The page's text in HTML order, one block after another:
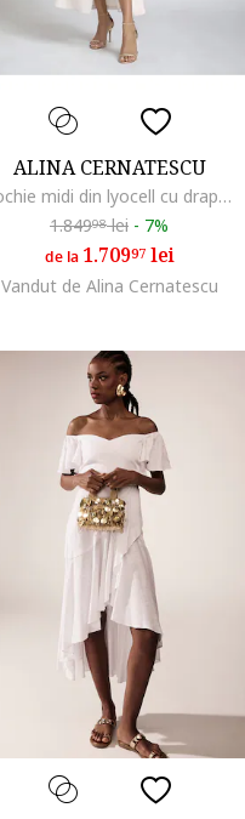
ALINA CERNATESCU
Rochie midi din lyocell cu drapaje Whisper, Alb
1.84998lei - 7%
de la 1.70997lei
Vandut de Alina Cernatescu